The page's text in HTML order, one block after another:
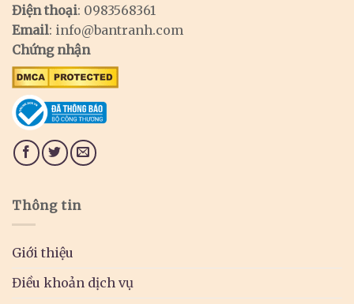
Điện thoại: 0983568361
Email: info@bantranh.com
Chứng nhận
Thông tin
Giới thiệu
Điều khoản dịch vụ